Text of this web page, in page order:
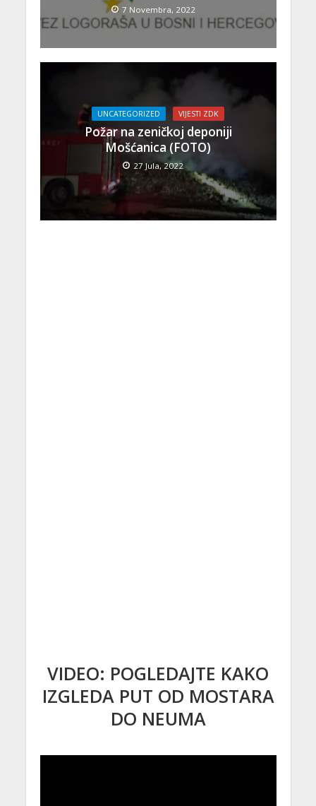
7 Novembra, 2022
UNCATEGORIZED VIJESTI ZDK
Požar na zeničkoj deponiji
Mošćanica (FOTO)
27 Jula, 2022
VIDEO: POGLEDAJTE KAKO
IZGLEDA PUT OD MOSTARA
DO NEUMA